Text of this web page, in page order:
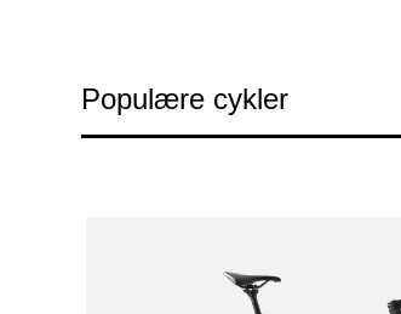
Populære cykler